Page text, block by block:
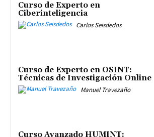
Curso de Experto en
Ciberinteligencia
Carlos Seisdedos
Curso de Experto en OSINT:
Técnicas de Investigación Online
Manuel Travezaño
Curso Avanzado HUMINT: